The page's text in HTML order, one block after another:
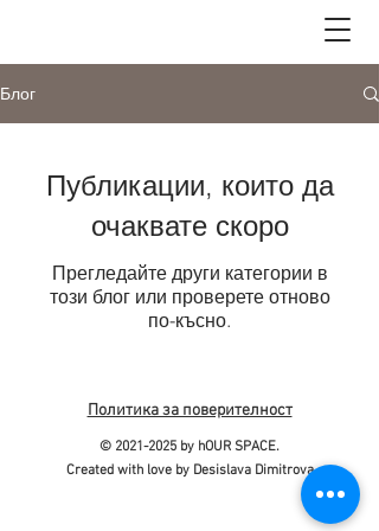
Блог
Публикации, които да
очаквате скоро
Прегледайте други категории в
този блог или проверете отново
по-късно.
Политика за поверителност
© 2021-2025 by hOUR SPACE.
Created with love by Desislava Dimitrova